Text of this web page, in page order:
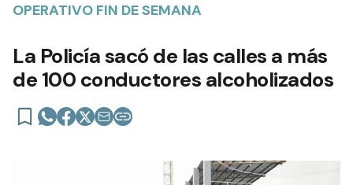
OPERATIVO FIN DE SEMANA
La Policía sacó de las calles a más
de 100 conductores alcoholizados